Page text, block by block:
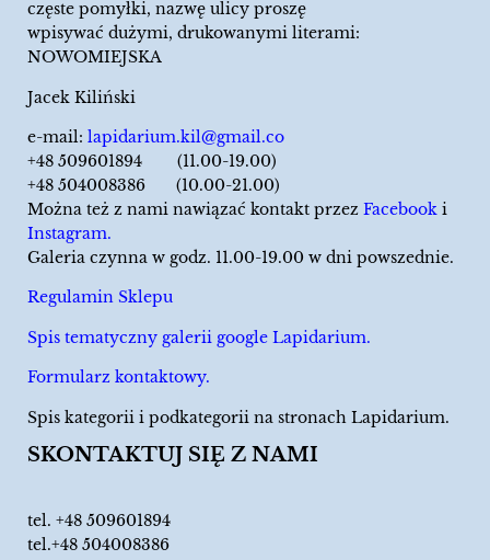
częste pomyłki, nazwę ulicy proszę
wpisywać dużymi, drukowanymi literami:
NOWOMIEJSKA
Jacek Kiliński
e-mail: lapidarium.kil@gmail.co
+48 509601894 (11.00-19.00)
+48 504008386 (10.00-21.00)
Można też z nami nawiązać kontakt przez Facebook i
Instagram.
Galeria czynna w godz. 11.00-19.00 w dni powszednie.
Regulamin Sklepu
Spis tematyczny galerii google Lapidarium.
Formularz kontaktowy.
Spis kategorii i podkategorii na stronach Lapidarium.
SKONTAKTUJ SIĘ Z NAMI
tel. +48 509601894
tel.+48 504008386